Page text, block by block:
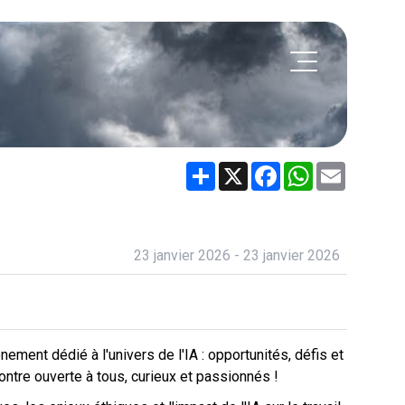
Share X FacebookWhatsApp
23 janvier 2026 - 23 janvier 2026
dédié à l'univers de l'IA : opportunités, défis et
ouverte à tous, curieux et passionnés !